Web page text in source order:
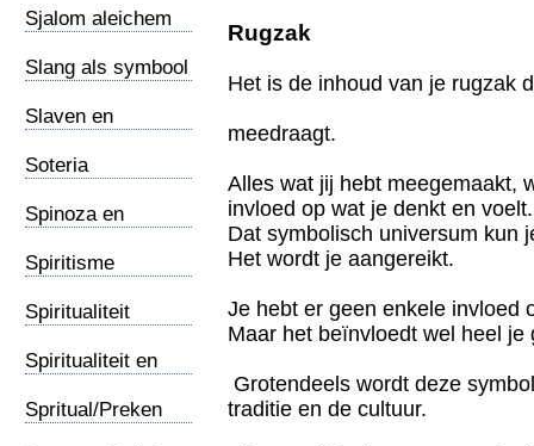
Sjalom aleichem
Slang als symbool
Slaven en
Soteria
Spinoza en
Spiritisme
Spiritualiteit
Spiritualiteit en
Spritual/Preken
Rugzak
Het is de inhoud van je rugzak
meedraagt.
Alles wat jij hebt meegemaakt,
invloed op wat je denkt en voelt.
Dat symbolisch universum kun
Het wordt je aangereikt.
Je hebt er geen enkele invloed
Maar het beïnvloedt wel heel je
Grotendeels wordt deze
traditie en de cultuur.